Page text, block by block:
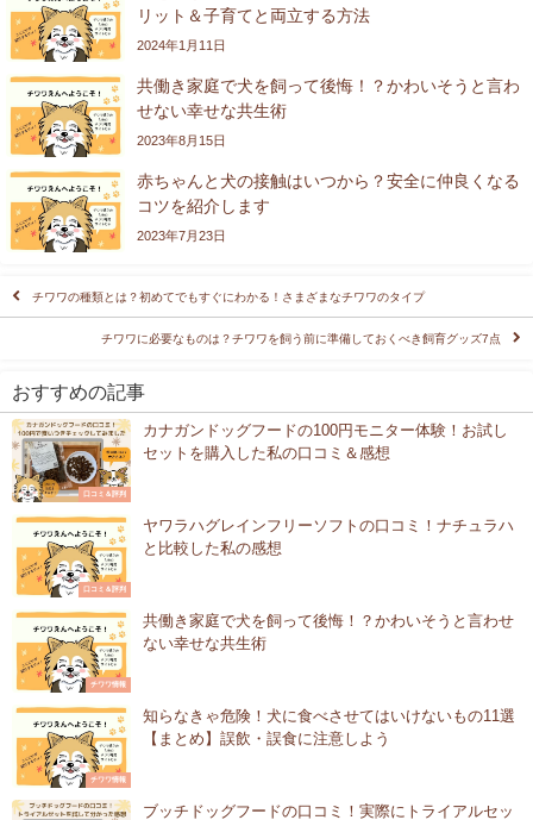
リット＆子育てと両立する方法
2024年1月11日
共働き家庭で犬を飼って後悔！？かわいそうと言わ
せない幸せな共生術
2023年8月15日
赤ちゃんと犬の接触はいつから？安全に仲良くなる
コツを紹介します
2023年7月23日
チワワの種類とは？初めてでもすぐにわかる！さまざまなチワワのタイプ
チワワに必要なものは？チワワを飼う前に準備しておくべき飼育グッズ7点
おすすめの記事
口コミ＆評判
カナガンドッグフードの100円モニター体験！お試し
セットを購入した私の口コミ＆感想
口コミ＆評判
ヤワラハグレインフリーソフトの口コミ！ナチュラハ
と比較した私の感想
チワワ情報
共働き家庭で犬を飼って後悔！？かわいそうと言わせ
ない幸せな共生術
チワワ情報
知らなきゃ危険！犬に食べさせてはいけないもの11選
【まとめ】誤飲・誤食に注意しよう
ブッチドッグフードの口コミ！実際にトライアルセッ